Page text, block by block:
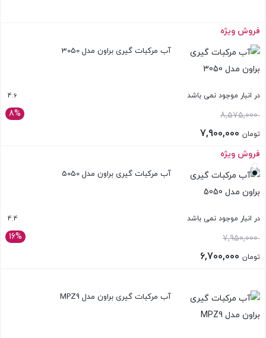
بستن
فروش ویژه
آب مرکبات گیری براون مدل 3050
در انبار موجود نمی باشد 4.6
8% 8,575,000
قیمت
اصلی:
تومان
قیمت
فعلی:
بستن
فروش ویژه
آب مرکبات گیری براون مدل 5050
در انبار موجود نمی باشد 4.4
16% 7,950,000
تومان
آب مرکبات گیری براون مدل MPZ9